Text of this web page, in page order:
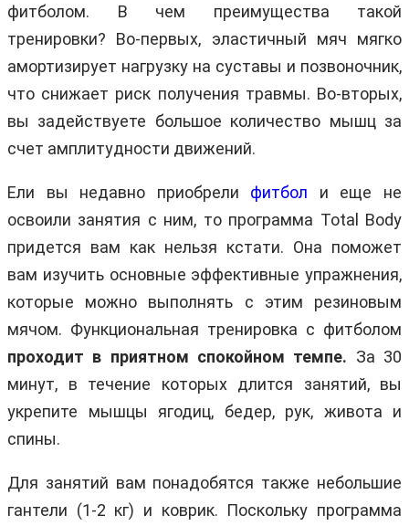
фитболом. В чем преимущества такой
тренировки? Во-первых, эластичный мяч мягко
амортизирует нагрузку на суставы и позвоночник,
что снижает риск получения травмы. Во-вторых,
вы задействуете большое количество мышц за
счет амплитудности движений.
Ели вы недавно приобрели фитбол и еще не
освоили занятия с ним, то программа Total Body
придется вам как нельзя кстати. Она поможет
вам изучить основные эффективные упражнения,
которые можно выполнять с этим резиновым
мячом. Функциональная тренировка с фитболом
проходит в приятном спокойном темпе. За 30
минут, в течение которых длится занятий, вы
укрепите мышцы ягодиц, бедер, рук, живота и
спины.
Для занятий вам понадобятся также небольшие
гантели (1-2 кг) и коврик. Поскольку программа